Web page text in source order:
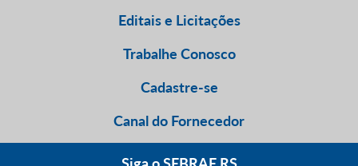
Editais e Licitações
Trabalhe Conosco
Cadastre-se
Canal do Fornecedor